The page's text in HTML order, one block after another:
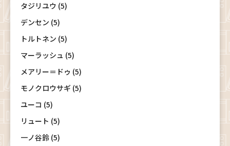
タジリユウ (5)
デンセン (5)
トルトネン (5)
マーラッシュ (5)
メアリー＝ドゥ (5)
モノクロウサギ (5)
ユーコ (5)
リュート (5)
一ノ谷鈴 (5)